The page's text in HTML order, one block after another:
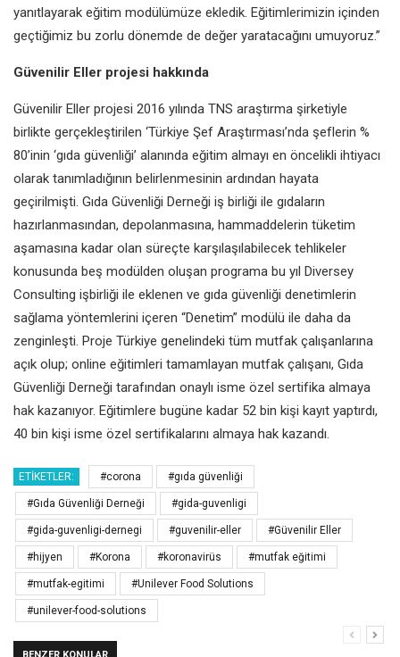
yanıtlayarak eğitim modülümüze ekledik. Eğitimlerimizin içinden
geçtiğimiz bu zorlu dönemde de değer yaratacağını umuyoruz.”
Güvenilir Eller projesi hakkında
Güvenilir Eller projesi 2016 yılında TNS araştırma şirketiyle
birlikte gerçekleştirilen ‘Türkiye Şef Araştırması’nda şeflerin %
80’inin ‘gıda güvenliği’ alanında eğitim almayı en öncelikli ihtiyacı
olarak tanımladığının belirlenmesinin ardından hayata
geçirilmişti. Gıda Güvenliği Derneği iş birliği ile gıdaların
hazırlanmasından, depolanmasına, hammaddelerin tüketim
aşamasına kadar olan süreçte karşılaşılabilecek tehlikeler
konusunda beş modülden oluşan programa bu yıl Diversey
Consulting işbirliği ile eklenen ve gıda güvenliği denetimlerin
sağlama yöntemlerini içeren “Denetim” modülü ile daha da
zenginleşti. Proje Türkiye genelindeki tüm mutfak çalışanlarına
açık olup; online eğitimleri tamamlayan mutfak çalışanı, Gıda
Güvenliği Derneği tarafından onaylı isme özel sertifika almaya
hak kazanıyor. Eğitimlere bugüne kadar 52 bin kişi kayıt yaptırdı,
40 bin kişi isme özel sertifikalarını almaya hak kazandı.
ETIKETLER: #corona #gıda güvenliği
#Gıda Güvenliği Derneği #gida-guvenligi
#gida-guvenligi-dernegi #guvenilir-eller #Güvenilir Eller
#hijyen #Korona #koronavirüs #mutfak eğitimi
#mutfak-egitimi #Unilever Food Solutions
#unilever-food-solutions